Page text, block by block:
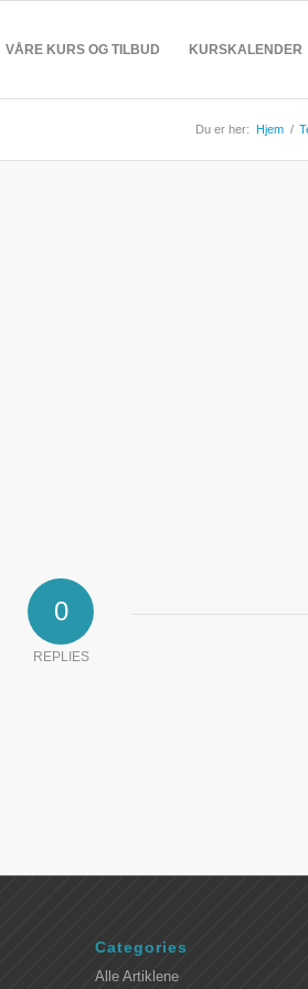
VÅRE KURS OG TILBUD KURSKALENDER
Du er her: Hjem /
0
REPLIES
Categories
Alle Artiklene